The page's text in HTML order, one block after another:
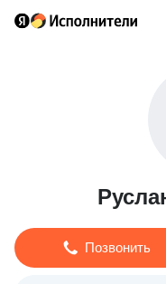
Позвонить